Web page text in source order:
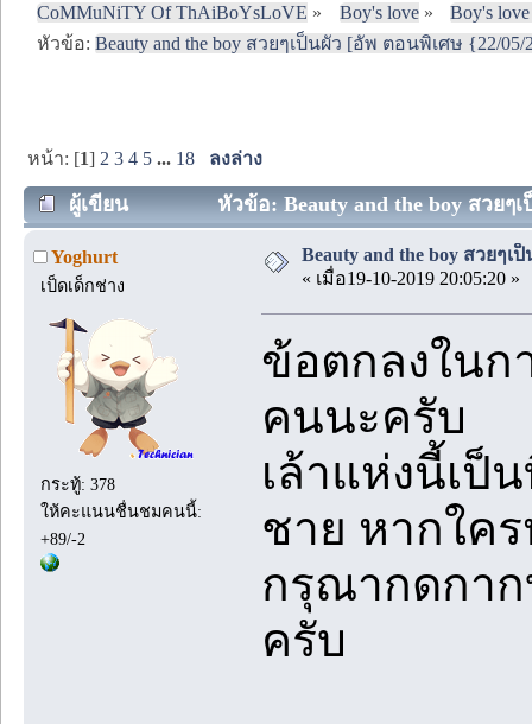
CoMMuNiTY Of ThAiBoYsLoVE » Boy's love»
Boy's
หัวข้อ:Beauty and the boy สวยๆเป็นผัว [อัพ ตอนพิเศษ {22/05/
หน้า: [1] 2 3 4 5 ... 18 ลงล่าง
ผู้เขียน หัวข้อ: Beauty and the boy สวยๆ
Yoghurt
เป็ดเด็กช่าง
กระทู้: 378
ให้คะแนนชื่นชมคนนี้:
+89/-2
Beauty and the boy สวยๆเ
« เมื่อ19-10-2019 20:05:20 »
ข้อตกลงในก
คนนะครับ
เล้าแห่งนี้เป็
ชาย หากใค
กรุณากดกา
ครับ